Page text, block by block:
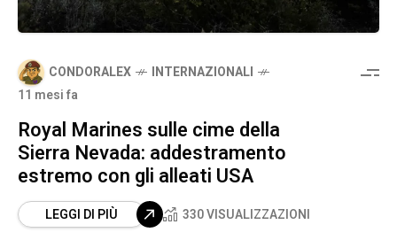
CONDORALEX
INTERNAZIONALI
11 mesi fa
Royal Marines sulle cime della
Sierra Nevada: addestramento
estremo con gli alleati USA
LEGGI DI PIÙ 330 VISUALIZZAZIONI